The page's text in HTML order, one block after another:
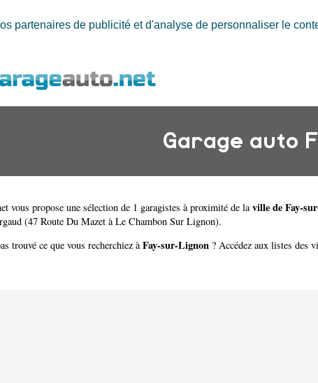
partenaires de publicité et d'analyse de personnaliser le
Garage auto
vous propose une sélection de 1 garagistes à proximité de laville de Fay-
(47 Route Du Mazet à Le Chambon Sur Lignon).
trouvé ce que vous recherchiez àFay-sur-Lignon ? Accédez aux listes des